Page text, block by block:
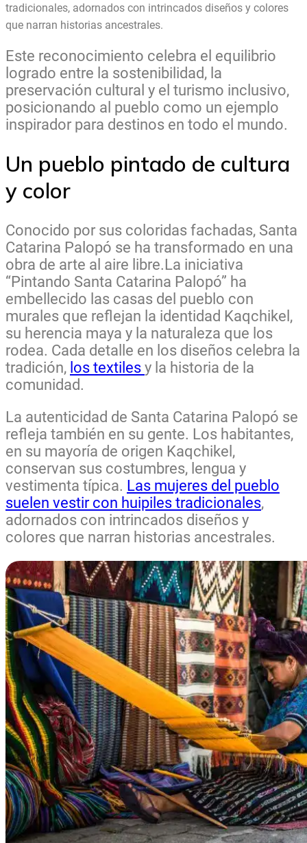
tradicionales, adornados con intrincados diseños y colores
que narran historias ancestrales.
Este reconocimiento celebra el equilibrio
logrado entre la sostenibilidad, la
preservación cultural y el turismo inclusivo,
posicionando al pueblo como un ejemplo
inspirador para destinos en todo el mundo.
Un pueblo pintado de cultura
y color
Conocido por sus coloridas fachadas, Santa
Catarina Palopó se ha transformado en una
obra de arte al aire libre.La iniciativa
“Pintando Santa Catarina Palopó” ha
embellecido las casas del pueblo con
murales que reflejan la identidad Kaqchikel,
su herencia maya y la naturaleza que los
rodea. Cada detalle en los diseños celebra la
tradición, los textiles y la historia de la
comunidad.
La autenticidad de Santa Catarina Palopó se
refleja también en su gente. Los habitantes,
en su mayoría de origen Kaqchikel,
conservan sus costumbres, lengua y
vestimenta típica. Las mujeres del pueblo
suelen vestir con huipiles tradicionales,
adornados con intrincados diseños y
colores que narran historias ancestrales.